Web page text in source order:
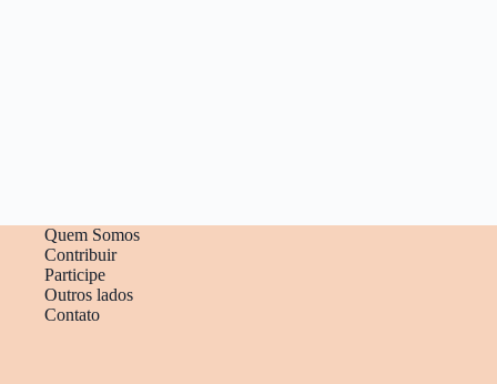
Quem Somos
Contribuir
Participe
Outros lados
Contato